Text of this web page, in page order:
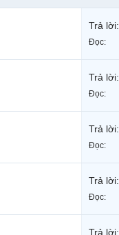
Trả lời:
Đọc:
Trả lời:
Đọc:
Trả lời:
Đọc:
Trả lời:
Đọc:
Trả lời: